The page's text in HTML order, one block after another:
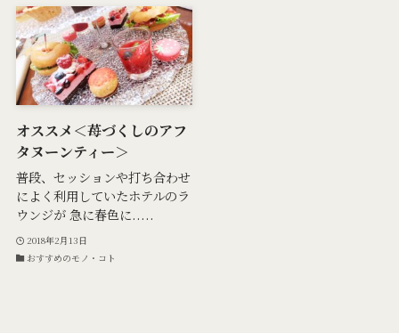
オススメ＜苺づくしのアフ
タヌーンティー＞
普段、セッションや打ち合わせ
によく利用していたホテルのラ
ウンジが 急に春色に.....
2018年2月13日
おすすめのモノ・コト